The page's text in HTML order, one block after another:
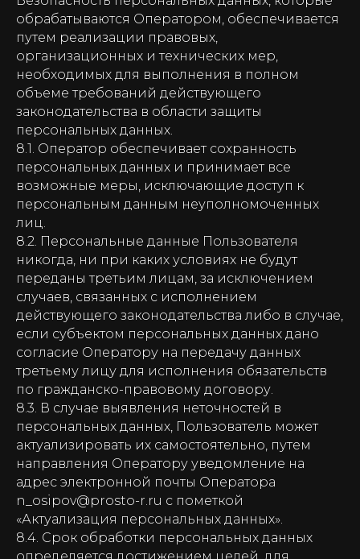
обрабатываются Оператором, обеспечивается
путем реализации правовых,
организационных и технических мер,
необходимых для выполнения в полном
объеме требований действующего
законодательства в области защиты
персональных данных.
8.1. Оператор обеспечивает сохранность
персональных данных и принимает все
возможные меры, исключающие доступ к
персональным данным неуполномоченных
лиц.
8.2. Персональные данные Пользователя
никогда, ни при каких условиях не будут
переданы третьим лицам, за исключением
случаев, связанных с исполнением
действующего законодательства либо в случае,
если субъектом персональных данных дано
согласие Оператору на передачу данных
третьему лицу для исполнения обязательств
по гражданско-правовому договору.
8.3. В случае выявления неточностей в
персональных данных, Пользователь может
актуализировать их самостоятельно, путем
направления Оператору уведомление на
адрес электронной почты Оператора
n_osipov@prosto-r.ru с пометкой
«Актуализация персональных данных».
8.4. Срок обработки персональных данных